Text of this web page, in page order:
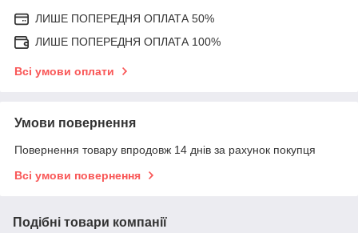
ЛИШЕ ПОПЕРЕДНЯ ОПЛАТА 50%
ЛИШЕ ПОПЕРЕДНЯ ОПЛАТА 100%
Всі умови оплати
Умови повернення
Повернення товару впродовж 14 днів за рахунок покупця
Всі умови повернення
Подібні товари компанії